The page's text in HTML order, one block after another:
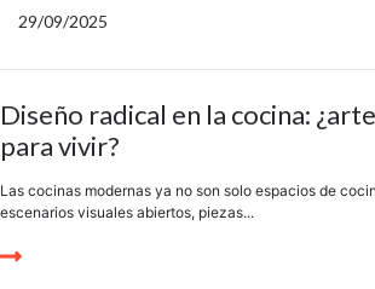
29/09/2025
Diseño radical en la cocina:
para vivir?
Las cocinas modernas ya no son solo espacios de
escenarios visuales abiertos, piezas...